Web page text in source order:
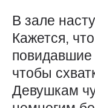
В зале
Кажется,
повидавшие
чтобы
Девушкам